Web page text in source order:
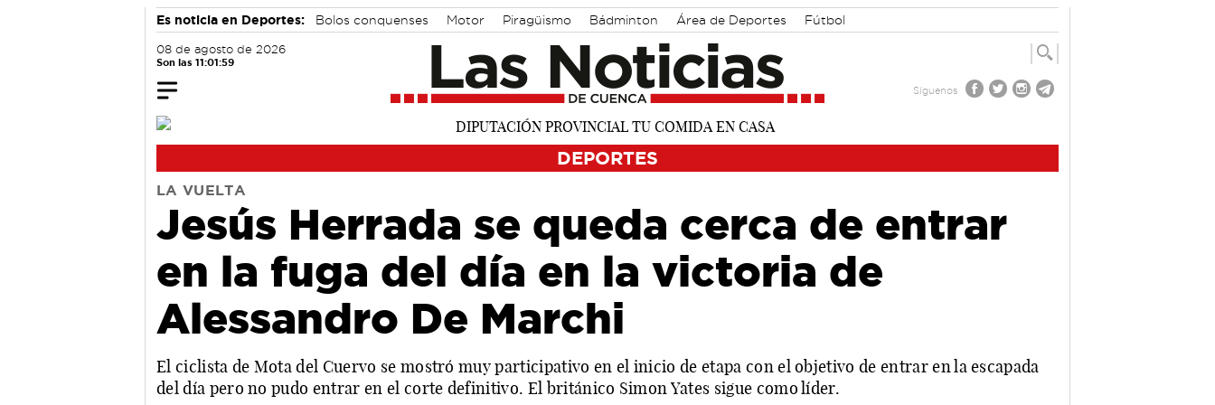
Es noticia en Deportes: Bolos conquenses Motor Piragüismo Bádminton Área de Deportes Fútbol
08 de agosto de 2026
Son las 11:02:00
Síguenos
DEPORTES
LA VUELTA
Jesús Herrada se queda cerca de entrar
en la fuga del día en la victoria de
Alessandro De Marchi
El ciclista de Mota del Cuervo se mostró muy participativo en el inicio de etapa con el objetivo de entrar en la escapada
del día pero no pudo entrar en el corte definitivo. El británico Simon Yates sigue como líder.